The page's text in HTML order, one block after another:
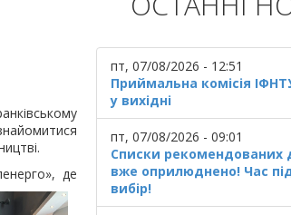
де
пт, 07/08/2026 - 12:51
Приймальна комісія
у вихідні
пт, 07/08/2026 - 09:01
Списки рекомендованих
вже оприлюднено! Час
вибір!